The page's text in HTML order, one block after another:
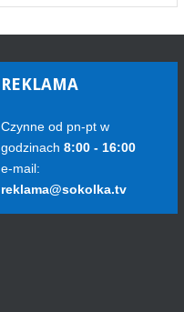
REKLAMA
Czynne od pn-pt w
godzinach 8:00 - 16:00
e-mail:
reklama@sokolka.tv